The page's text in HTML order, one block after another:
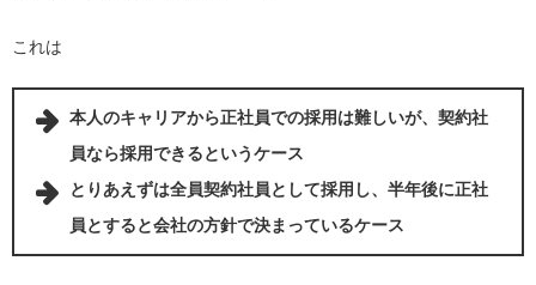
これは
本人のキャリアから正社員での採用は難しいが、契約社
員なら採用できるというケース
とりあえずは全員契約社員として採用し、半年後に正社
員とすると会社の方針で決まっているケース